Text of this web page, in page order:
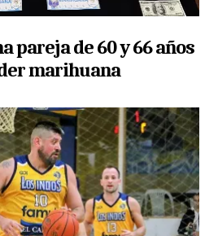
pareja de 60 y 66 años
marihuana